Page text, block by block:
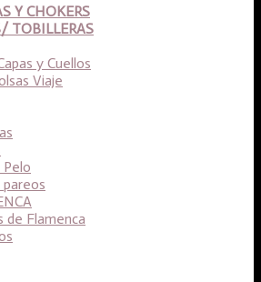
Y CHOKERS
TOBILLERAS
y Cuellos
Viaje
pareos
de Flamenca